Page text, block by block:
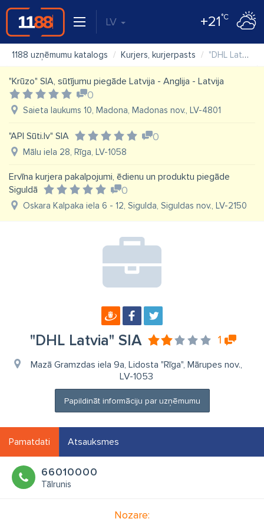
LV +21°C
1188 uzņēmumu katalogs Kurjers, kurjerpasts "DHL Latvia" SIA
"Krūzo" SIA, sūtījumu piegāde Latvija - Anglija - Latvija
0
Saieta laukums 10, Madona, Madonas nov., LV-4801
"API Sūti.lv" SIA 0
Mālu iela 28, Rīga, LV-1058
Ervīna kurjera pakalpojumi, ēdienu un produktu piegāde
Siguldā
0
Oskara Kalpaka iela 6 - 12, Sigulda, Siguldas nov., LV-2150
"DHL Latvia" SIA 1
Mazā Gramzdas iela 9a, Lidosta "Rīga", Mārupes nov.,
LV-1053
Papildināt informāciju par uzņēmumu
Pamatdati Atsauksmes
66010000
Tālrunis
Nozare: